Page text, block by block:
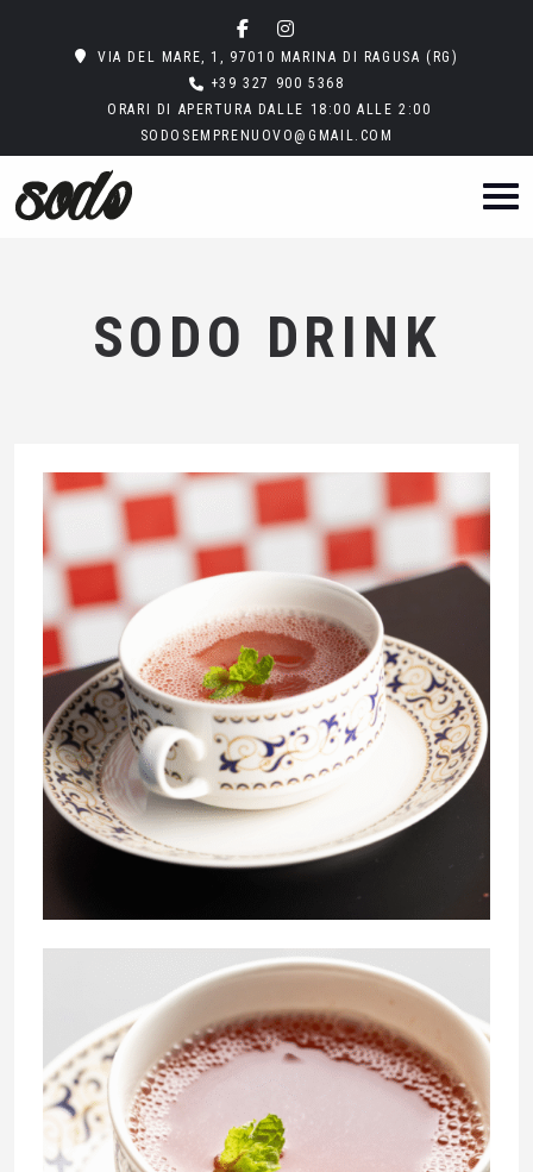
VIA DEL MARE, 1, 97010 MARINA DI RAGUSA (RG)
+39 327 900 5368
ORARI DI APERTURA DALLE 18:00 ALLE 2:00
SODOSEMPRENUOVO@GMAIL.COM
SODO DRINK